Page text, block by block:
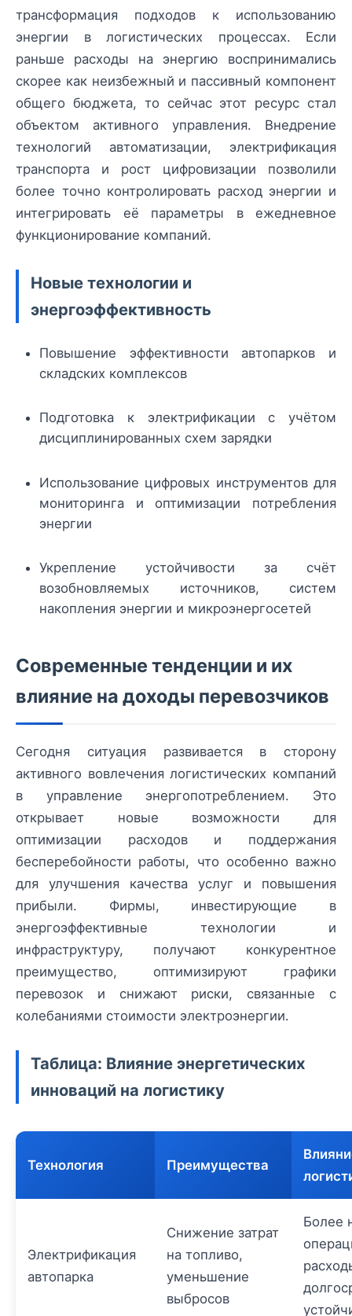
трансформация подходов к использованию
энергии в логистических процессах. Если
раньше расходы на энергию воспринимались
скорее как неизбежный и пассивный компонент
общего бюджета, то сейчас этот ресурс стал
объектом активного управления. Внедрение
технологий автоматизации, электрификация
транспорта и рост цифровизации позволили
более точно контролировать расход энергии и
интегрировать её параметры в ежедневное
функционирование компаний.
Новые технологии и
энергоэффективность
Повышение эффективности автопарков и
складских комплексов
Подготовка к электрификации с учётом
дисциплинированных схем зарядки
Использование цифровых инструментов для
мониторинга и оптимизации потребления
энергии
Укрепление устойчивости за счёт
возобновляемых источников, систем
накопления энергии и микроэнергосетей
Современные тенденции и их
влияние на доходы перевозчиков
Сегодня ситуация развивается в сторону
активного вовлечения логистических компаний
в управление энергопотреблением. Это
открывает новые возможности для
оптимизации расходов и поддержания
бесперебойности работы, что особенно важно
для улучшения качества услуг и повышения
прибыли. Фирмы, инвестирующие в
энергоэффективные технологии и
инфраструктуру, получают конкурентное
преимущество, оптимизируют графики
перевозок и снижают риски, связанные с
колебаниями стоимости электроэнергии.
Таблица: Влияние энергетических
инноваций на логистику
Технология Преимущества
Электрификация
автопарка
Снижение затрат
на топливо,
уменьшение
выбросов
Более